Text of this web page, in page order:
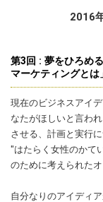
2016
第3回 : 夢をひろめ
マーケティングと
現在のビジネスアイ
なたがほしいと言わ
させる、計画と実行
"はたらく女性のかて
のために考えられた
自分なりのアイディ